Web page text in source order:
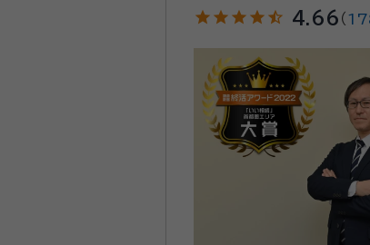
star star star star star_half 4.66 （